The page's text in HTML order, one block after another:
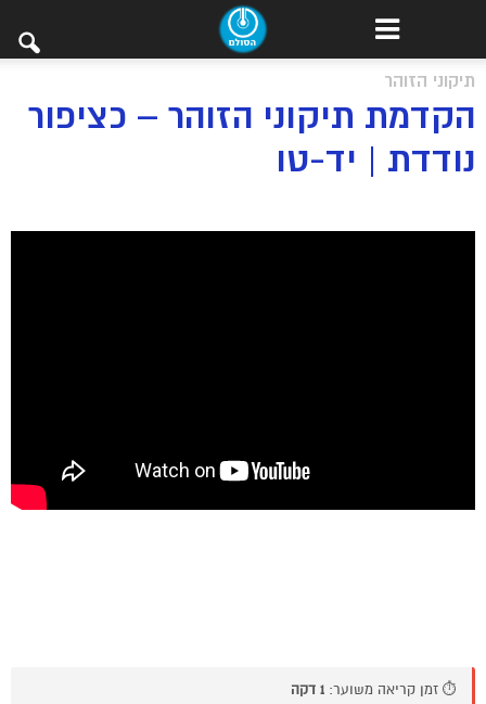
תיקוני הזוהר
הקדמת תיקוני הזוהר – כציפור
נודדת | יד-טו
⏱️ זמן קריאה משוער: 1 דקה